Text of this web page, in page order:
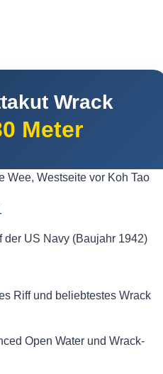
Wrack
Meter
Wee, Westseite vor Koh Tao
der US Navy (Baujahr 1942)
Riff und beliebtestes Wrack
Open Water und Wrack-